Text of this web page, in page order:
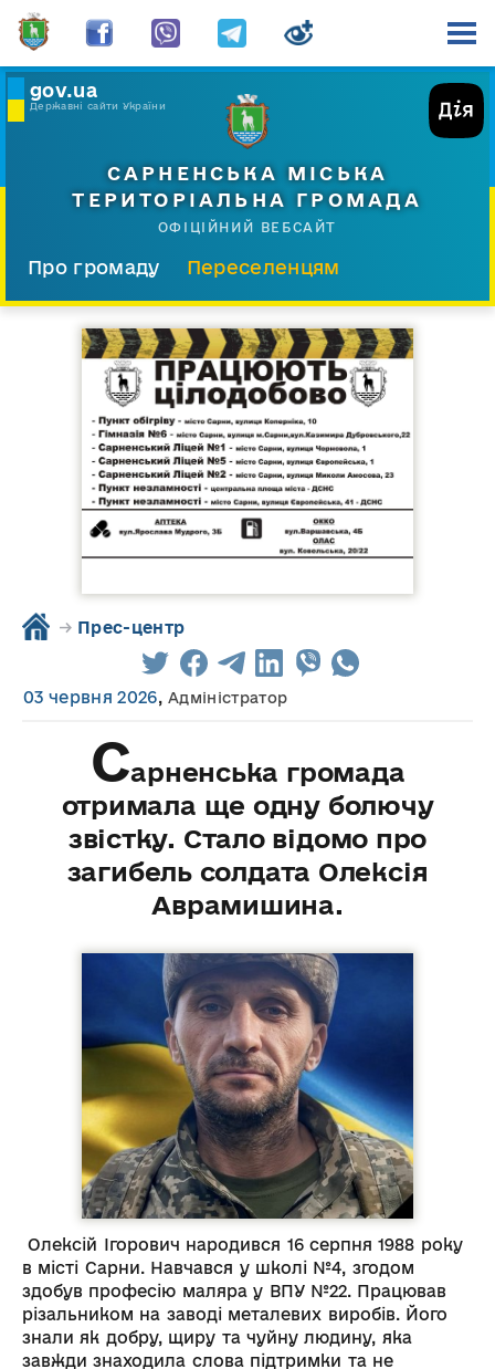
gov.ua
Державні сайти України
САРНЕНСЬКА МІСЬКА
ТЕРИТОРІАЛЬНА ГРОМАДА
ОФІЦІЙНИЙ ВЕБСАЙТ
Про громаду
Переселенцям
Прес-центр
→ Прес-центр
03 червня 2026,Адміністратор
Сарненська громада
отримала ще одну болючу
звістку. Стало відомо про
загибель солдата Олексія
Аврамишина.
Олексій Ігорович народився 16 серпня 1988 року
в місті Сарни. Навчався у школі №4, згодом
здобув професію маляра у ВПУ №22. Працював
різальником на заводі металевих виробів. Його
знали як добру, щиру та чуйну людину, яка
завжди знаходила слова підтримки та не